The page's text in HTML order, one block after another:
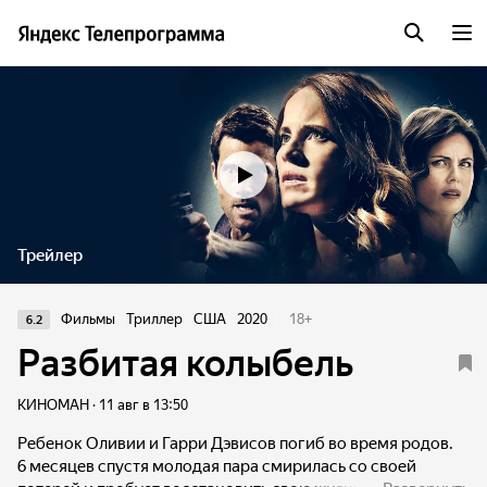
Трейлер
6.2 Фильмы Триллер США 2020 18+
Разбитая колыбель
КИНОМАН · 11 авг в 13:50
Ребенок Оливии и Гарри Дэвисов погиб во время родов.
6 месяцев спустя молодая пара смирилась со своей